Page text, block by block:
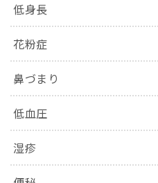
低身長
花粉症
鼻づまり
低血圧
湿疹